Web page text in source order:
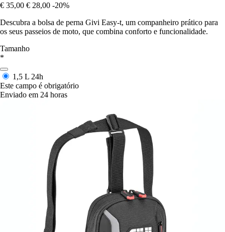
€ 35,00 € 28,00 -20%
Descubra a bolsa de perna Givi Easy-t, um companheiro prático para
os seus passeios de moto, que combina conforto e funcionalidade.
Tamanho
*
1,5 L 24h
Este campo é obrigatório
Enviado em 24 horas